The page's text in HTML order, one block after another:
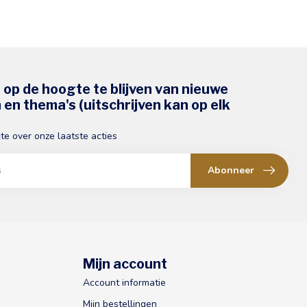
op de hoogte te blijven van nieuwe
thema's (uitschrijven kan op elk
over onze laatste acties
Abonneer
Mijn account
Account informatie
Mijn bestellingen